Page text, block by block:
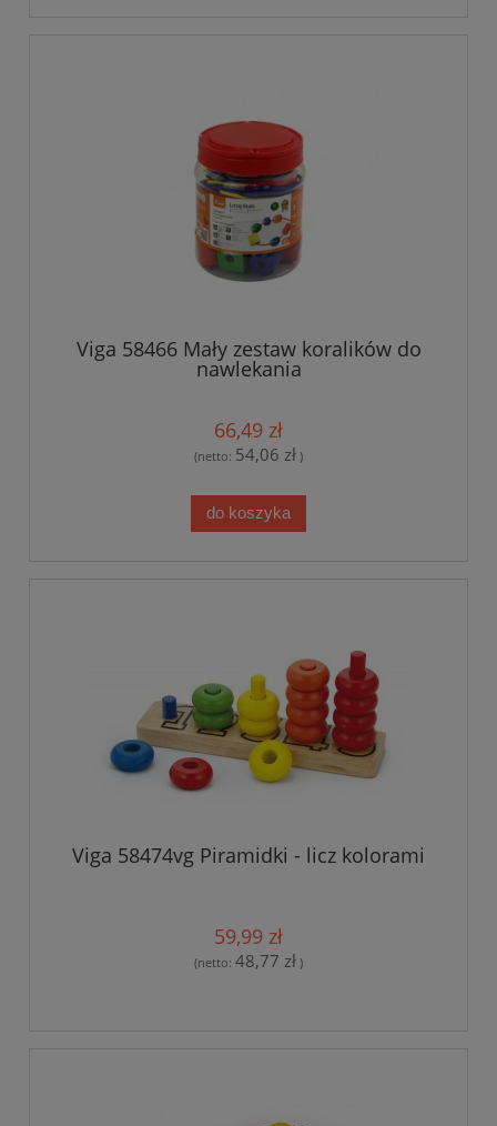
Viga 58466 Mały zestaw koralików do
nawlekania
66,49 zł
(netto: 54,06 zł )
do koszyka
Viga 58474vg Piramidki - licz kolorami
59,99 zł
(netto: 48,77 zł )